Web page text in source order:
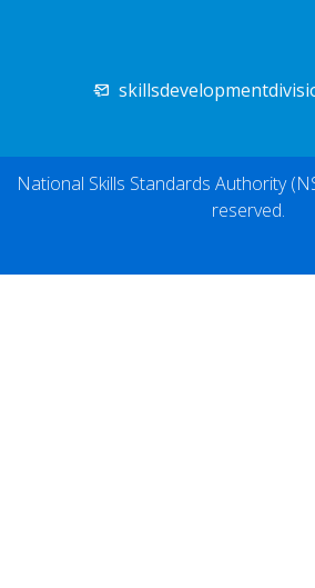
National Skills Standards Authority
reserved.